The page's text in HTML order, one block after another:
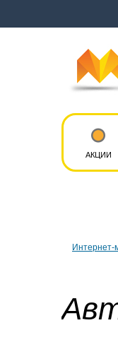
Интернет-
АКЦИИ